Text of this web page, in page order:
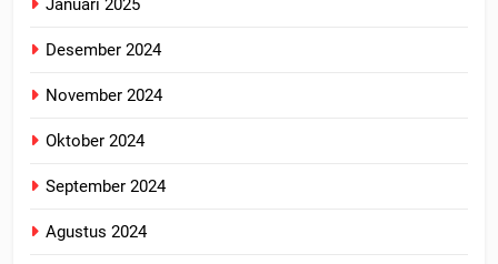
Januari 2025
Desember 2024
November 2024
Oktober 2024
September 2024
Agustus 2024